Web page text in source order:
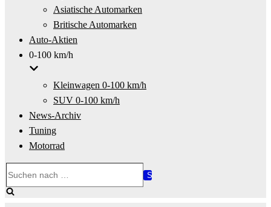
Asiatische Automarken
Britische Automarken
Auto-Aktien
0-100 km/h
Kleinwagen 0-100 km/h
SUV 0-100 km/h
News-Archiv
Tuning
Motorrad
nach …